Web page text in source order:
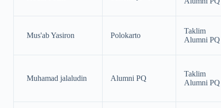
Mus'ab Yasiron Polokarto
Taklim
Alumni PQ
Muhamad jalaludin Alumni PQ
Taklim
Alumni PQ